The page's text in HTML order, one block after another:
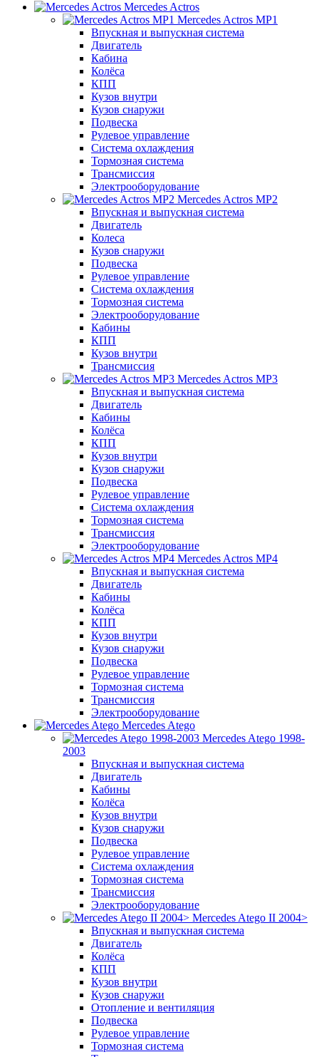
Mercedes Actros
Mercedes Actros MP1
Впускная и выпускная система
Двигатель
Кабина
Колёса
КПП
Кузов внутри
Кузов снаружи
Подвеска
Рулевое управление
Система охлаждения
Тормозная система
Трансмиссия
Электрооборудование
Mercedes Actros MP2
Впускная и выпускная система
Двигатель
Колеса
Кузов снаружи
Подвеска
Рулевое управление
Система охлаждения
Тормозная система
Электрооборудование
Кабины
КПП
Кузов внутри
Трансмиссия
Mercedes Actros MP3
Впускная и выпускная система
Двигатель
Кабины
Колёса
КПП
Кузов внутри
Кузов снаружи
Подвеска
Рулевое управление
Система охлаждения
Тормозная система
Трансмиссия
Электрооборудование
Mercedes Actros MP4
Впускная и выпускная система
Двигатель
Кабины
Колёса
КПП
Кузов внутри
Кузов снаружи
Подвеска
Рулевое управление
Тормозная система
Трансмиссия
Электрооборудование
Mercedes Atego
Mercedes Atego 1998-
2003
Впускная и выпускная система
Двигатель
Кабины
Колёса
Кузов внутри
Кузов снаружи
Подвеска
Рулевое управление
Система охлаждения
Тормозная система
Трансмиссия
Электрооборудование
Mercedes Atego II 2004>
Впускная и выпускная система
Двигатель
Колёса
КПП
Кузов внутри
Кузов снаружи
Отопление и вентиляция
Подвеска
Рулевое управление
Тормозная система